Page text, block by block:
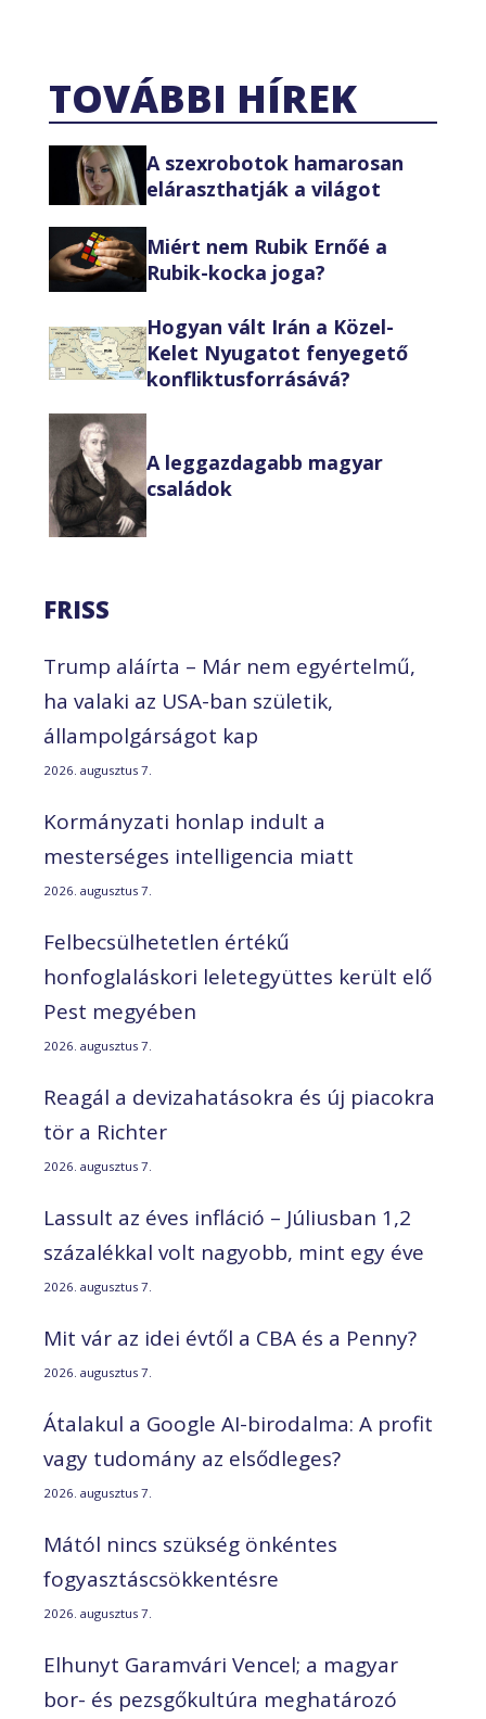
TOVÁBBI HÍREK
A szexrobotok hamarosan
eláraszthatják a világot
Miért nem Rubik Ernőé a
Rubik-kocka joga?
Hogyan vált Irán a Közel-
Kelet Nyugatot fenyegető
konfliktusforrásává?
A leggazdagabb magyar
családok
FRISS
Trump aláírta – Már nem egyértelmű,
ha valaki az USA-ban születik,
állampolgárságot kap
2026. augusztus 7.
Kormányzati honlap indult a
mesterséges intelligencia miatt
2026. augusztus 7.
Felbecsülhetetlen értékű
honfoglaláskori leletegyüttes került elő
Pest megyében
2026. augusztus 7.
Reagál a devizahatásokra és új piacokra
tör a Richter
2026. augusztus 7.
Lassult az éves infláció – Júliusban 1,2
százalékkal volt nagyobb, mint egy éve
2026. augusztus 7.
Mit vár az idei évtől a CBA és a Penny?
2026. augusztus 7.
Átalakul a Google AI-birodalma: A profit
vagy tudomány az elsődleges?
2026. augusztus 7.
Mától nincs szükség önkéntes
fogyasztáscsökkentésre
2026. augusztus 7.
Elhunyt Garamvári Vencel; a magyar
bor- és pezsgőkultúra meghatározó